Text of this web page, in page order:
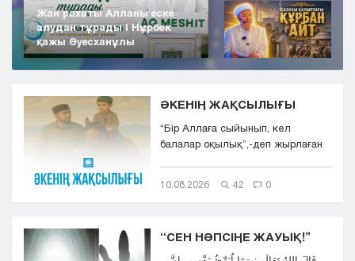
Жан рахаты Алланы еске
алудан тұрады | Нұрбек
қажы Әуесханұлы
ӘКЕНІҢ ЖАҚСЫЛЫҒЫ
“Бір Аллаға сыйынып, кел
балалар оқылық”,-деп жырлаған
10.08.2026 42 0
“СЕН НӘПСІҢЕ ЖАУЫҚ!”